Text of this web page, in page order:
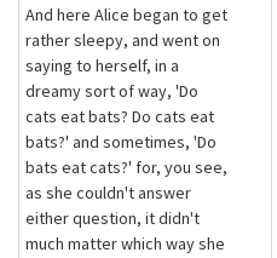
And here Alice began to get
rather sleepy, and went on
saying to herself, in a
dreamy sort of way, 'Do
cats eat bats? Do cats eat
bats?' and sometimes, 'Do
bats eat cats?' for, you see,
as she couldn't answer
either question, it didn't
much matter which way she